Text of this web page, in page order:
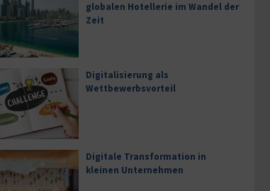
globalen Hotellerie im Wandel der
Zeit
Digitalisierung als
Wettbewerbsvorteil
Digitale Transformation in
kleinen Unternehmen